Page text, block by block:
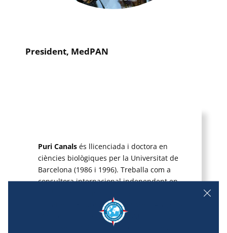
President, MedPAN
Puri Canals és llicenciada i doctora en
ciències biològiques per la Universitat de
Barcelona (1986 i 1996). Treballa com a
consultora internacional independent en
costanera. És presidenta de MedPAN (Xarxa
Mediterrània de Gestors d’AMP) i promou
les xarxes d’AMP a l’Atlàntic i el sud-est